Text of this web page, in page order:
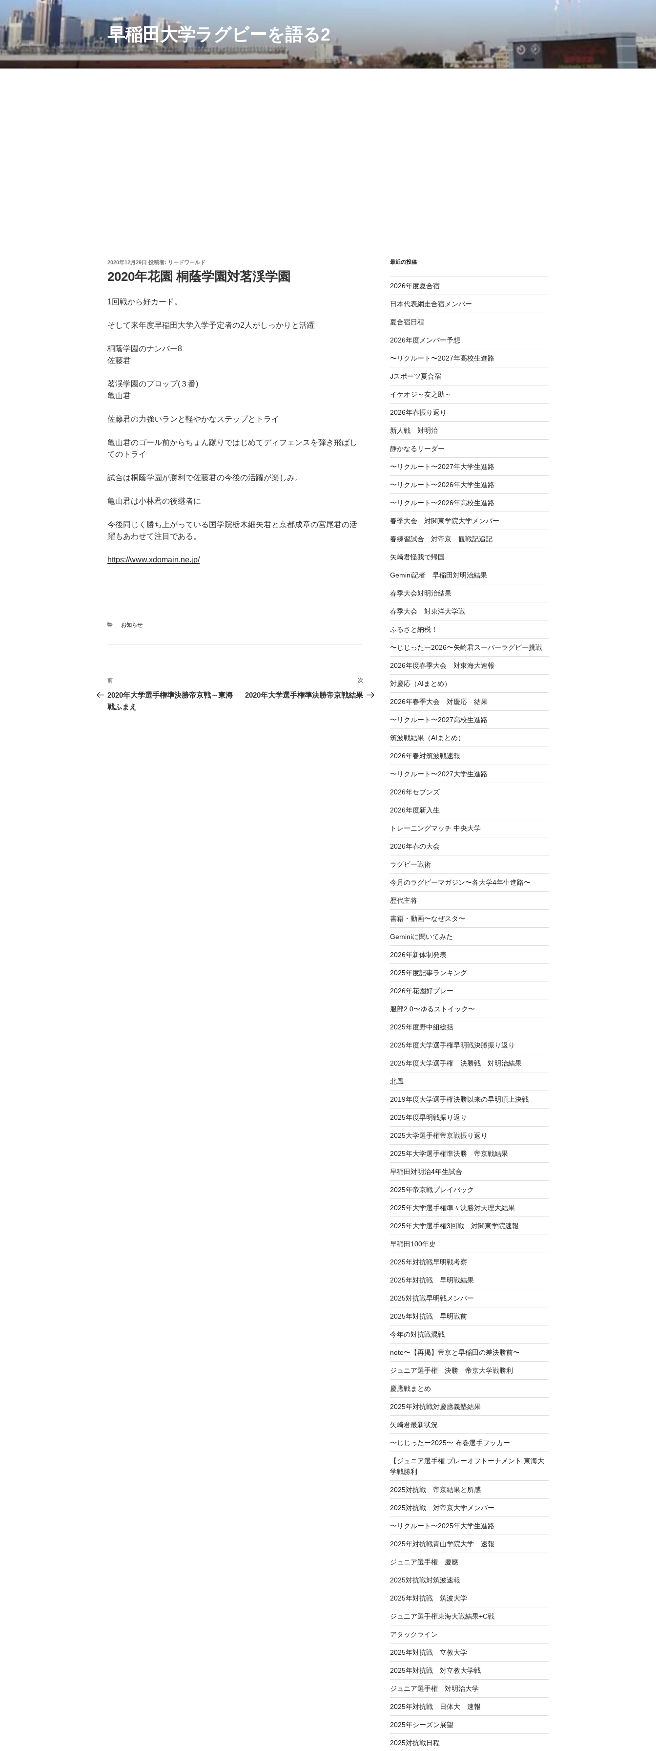
テ
ン
ツ
へ
早稲田大学ラグビーを語る2
投
日:
2020年12月29日 投稿者: リードワールド
2020年花園 桐蔭学園対茗渓学園
1回戦から好カード。
そして来年度早稲田大学入学予定者の2人がしっかりと活躍
桐蔭学園のナンバー8
佐藤君
茗渓学園のプロップ(３番)
亀山君
佐藤君の力強いランと軽やかなステップとトライ
亀山君のゴール前からちょん蹴りではじめてディフェンスを弾き飛ばし
てのトライ
試合は桐蔭学園が勝利で佐藤君の今後の活躍が楽しみ。
亀山君は小林君の後継者に
今後同じく勝ち上がっている国学院栃木細矢君と京都成章の宮尾君の活
躍もあわせて注目である。
https://www.xdomain.ne.jp/
カ
お知らせ
投
稿
ナ
前
の
投
前
2020年大学選手権準決勝帝京戦～東海
戦ふまえ
次
の
次
2020年大学選手権準決勝帝京戦結果
最近の投稿
2026年度夏合宿
日本代表網走合宿メンバー
夏合宿日程
2026年度メンバー予想
〜リクルート〜2027年高校生進路
Jスポーツ夏合宿
イケオジ～友之助～
2026年春振り返り
新人戦 対明治
静かなるリーダー
〜リクルート〜2027年大学生進路
〜リクルート〜2026年大学生進路
〜リクルート〜2026年高校生進路
春季大会 対関東学院大学メンバー
春練習試合 対帝京 観戦記追記
矢崎君怪我で帰国
Gemini記者 早稲田対明治結果
春季大会対明治結果
春季大会 対東洋大学戦
ふるさと納税！
〜じじったー2026〜矢崎君スーパーラグビー挑戦
2026年度春季大会 対東海大速報
対慶応（AIまとめ）
2026年春季大会 対慶応 結果
〜リクルート〜2027高校生進路
筑波戦結果（AIまとめ）
2026年春対筑波戦速報
〜リクルート〜2027大学生進路
2026年セブンズ
2026年度新入生
トレーニングマッチ 中央大学
2026年春の大会
ラグビー戦術
今月のラグビーマガジン〜各大学4年生進路〜
歴代主将
書籍・動画〜なぜスタ〜
Geminiに聞いてみた
2026年新体制発表
2025年度記事ランキング
2026年花園好プレー
服部2.0〜ゆるストイック〜
2025年度野中組総括
2025年度大学選手権早明戦決勝振り返り
2025年度大学選手権 決勝戦 対明治結果
北風
2019年度大学選手権決勝以来の早明頂上決戦
2025年度早明戦振り返り
2025大学選手権帝京戦振り返り
2025年大学選手権準決勝 帝京戦結果
早稲田対明治4年生試合
2025年帝京戦プレイバック
2025年大学選手権準々決勝対天理大結果
2025年大学選手権3回戦 対関東学院速報
早稲田100年史
2025年対抗戦早明戦考察
2025年対抗戦 早明戦結果
2025対抗戦早明戦メンバー
2025年対抗戦 早明戦前
今年の対抗戦混戦
note〜【再掲】帝京と早稲田の差決勝前〜
ジュニア選手権 決勝 帝京大学戦勝利
慶應戦まとめ
2025年対抗戦対慶應義塾結果
矢崎君最新状況
〜じじったー2025〜 布巻選手フッカー
【ジュニア選手権 プレーオフトーナメント 東海大
学戦勝利
2025対抗戦 帝京結果と所感
2025対抗戦 対帝京大学メンバー
〜リクルート〜2025年大学生進路
2025年対抗戦青山学院大学 速報
ジュニア選手権 慶應
2025対抗戦対筑波速報
2025年対抗戦 筑波大学
ジュニア選手権東海大戦結果+C戦
アタックライン
2025年対抗戦 立教大学
2025年対抗戦 対立教大学戦
ジュニア選手権 対明治大学
2025年対抗戦 日体大 速報
2025年シーズン展望
2025対抗戦日程